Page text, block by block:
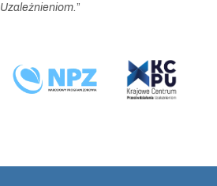
Uzależnieniom. ”